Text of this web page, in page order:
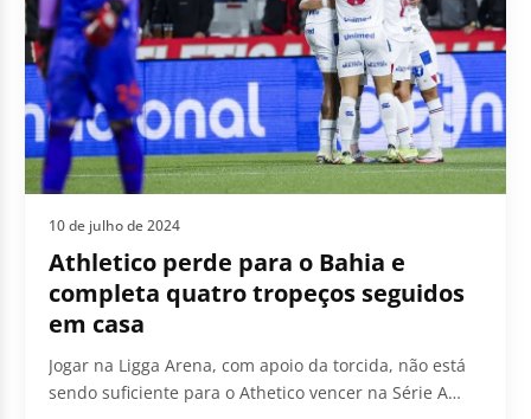
10 de julho de 2024
Athletico perde para o Bahia e
completa quatro tropeços seguidos
em casa
Jogar na Ligga Arena, com apoio da torcida, não está
sendo suficiente para o Athetico vencer na Série A